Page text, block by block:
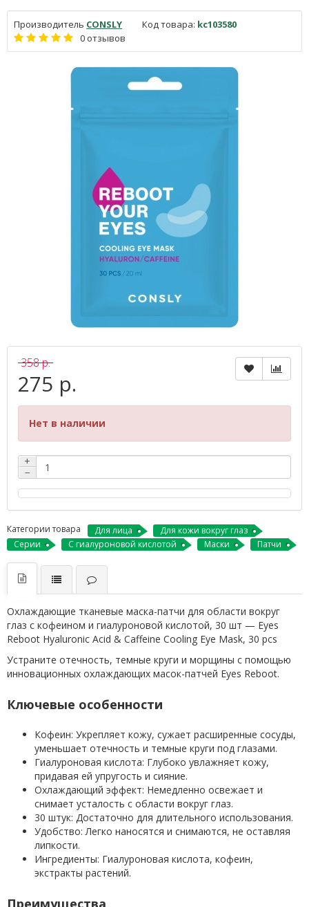
Производитель CONSLY Код товара: kc103580
0 отзывов
358 р.
275 р.
Нет в наличии
+
−
Категории товара Для лица
Для кожи вокруг глаз
Серии
С гиалуроновой кислотой Маски Патчи
Охлаждающие тканевые маска-патчи для области вокруг
глаз с кофеином и гиалуроновой кислотой, 30 шт — Eyes
Reboot Hyaluronic Acid & Caffeine Cooling Eye Mask, 30 pcs
Устраните отечность, темные круги и морщины с помощью
инновационных охлаждающих масок-патчей Eyes Reboot.
Ключевые особенности
Кофеин: Укрепляет кожу, сужает расширенные сосуды,
уменьшает отечность и темные круги под глазами.
Гиалуроновая кислота: Глубоко увлажняет кожу,
придавая ей упругость и сияние.
Охлаждающий эффект: Немедленно освежает и
снимает усталость с области вокруг глаз.
30 штук: Достаточно для длительного использования.
Удобство: Легко наносятся и снимаются, не оставляя
липкости.
Ингредиенты: Гиалуроновая кислота, кофеин,
экстракты растений.
Преимущества